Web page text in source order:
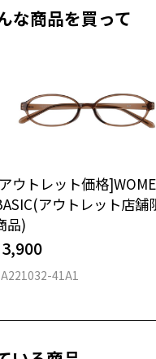
りばめたべっ甲。
がなじみ、統一感のあるコ
なる場合がございます。
ー) ページをみる
証
証期間は初期の期間から
に、定期的な視
」をお選びのうえ、
い求めください。
ンズ交換券」はお選び
して、
いただくと、実店舗で
準セットレンズ）へ無
ただけます（無料）。
な商品を買って
ウトレット価格
アウトレット店舗
品)
3,900
41A1